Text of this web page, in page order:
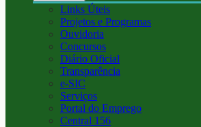
Links Úteis
Projetos e Programas
Ouvidoria
Concursos
Diário Oficial
Transparência
e-SIC
Serviços
Portal do Emprego
Central 156